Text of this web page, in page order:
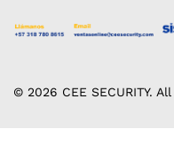
© 2026 CEE SECURITY.